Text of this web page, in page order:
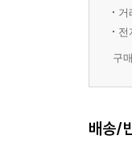
거
전
구
배송/